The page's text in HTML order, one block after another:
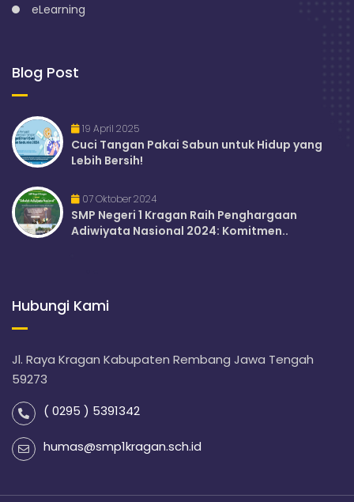
eLearning
Blog Post
19 April 2025
Cuci Tangan Pakai Sabun untuk Hidup yang
Lebih Bersih!
07 Oktober 2024
SMP Negeri 1 Kragan Raih Penghargaan
Adiwiyata Nasional 2024: Komitmen..
Hubungi Kami
Jl. Raya Kragan Kabupaten Rembang Jawa Tengah
59273
( 0295 ) 5391342
humas@smp1kragan.sch.id